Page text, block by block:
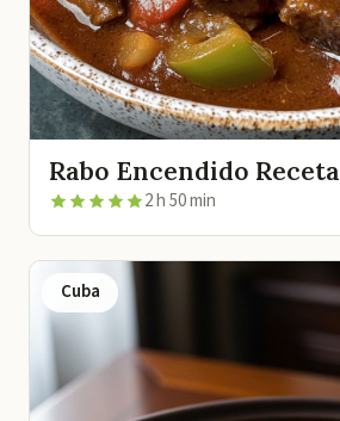
Rabo Encendido Receta
2 h 50 min
Cuba